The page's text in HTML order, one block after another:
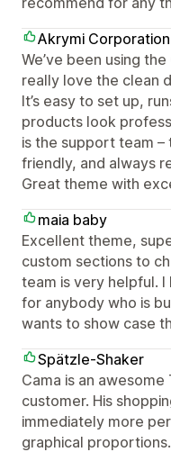
Akrymi Corporation
We’ve been using
really love the clean
It’s easy to set up,
products look
is the support team
friendly, and always
Great theme with
maia baby
Excellent theme,
custom sections to
team is very helpful.
for anybody who is
wants to show case
Spätzle-Shaker
Cama is an
customer. His
immediately more
graphical